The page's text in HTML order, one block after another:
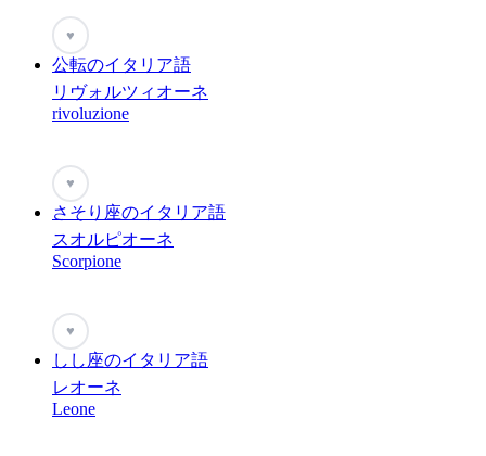
♥
公転のイタリア語
リヴォルツィオーネ
rivoluzione
♥
さそり座のイタリア語
スオルピオーネ
Scorpione
♥
しし座のイタリア語
レオーネ
Leone